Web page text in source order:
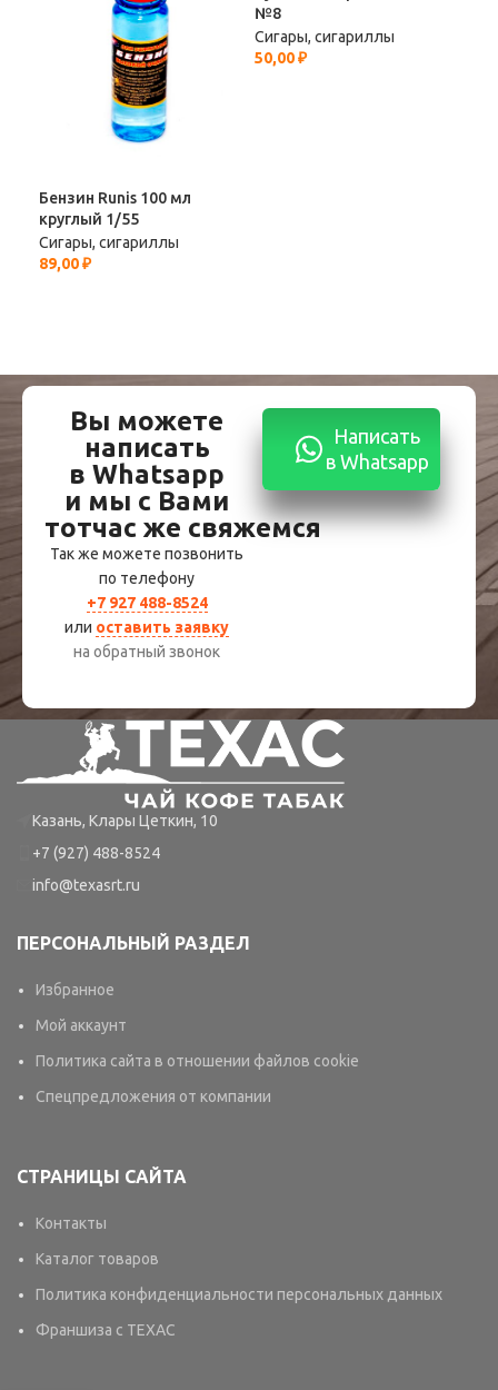
Бензин Runis 100 мл
круглый 1/55
Сигары, сигариллы
89,00₽
№8
Сигары, сигариллы
50,00₽
Вы можете
написать
в Whatsapp
и мы с Вами
тотчас же свяжемся
Так же можете позвонить
по телефону
+7 927 488-8524
или оставить заявку
на обратный звонок
Написать
в Whatsapp
Казань, Клары Цеткин, 10
+7 (927) 488-8524
info@texasrt.ru
ПЕРСОНАЛЬНЫЙ РАЗДЕЛ
Избранное
Мой аккаунт
Политика сайта в отношении файлов cookie
Спецпредложения от компании
СТРАНИЦЫ САЙТА
Контакты
Каталог товаров
Политика конфиденциальности персональных данных
Франшиза с TEXAC